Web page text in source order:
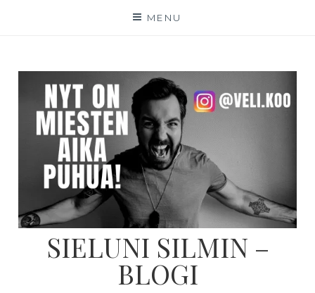
MENU
SIELUNI SILMIN –
BLOGI